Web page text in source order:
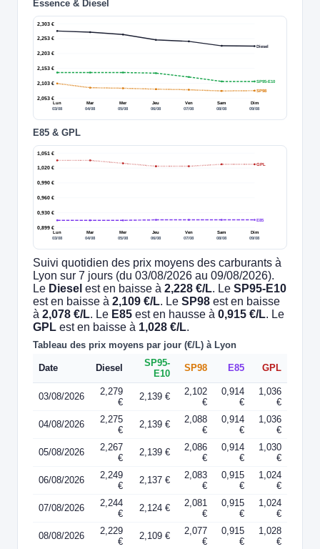
Essence & Diesel
2,053 €
2,103 €
2,153 €
2,203 €
2,253 €
2,303 €
Lun
03/08
Mar
04/08
Mer
05/08
Jeu
06/08
Ven
07/08
Sam
08/08
Dim
09/08
Diesel
SP95-E10
SP98
E85 & GPL
0,899 €
0,930 €
0,960 €
0,990 €
1,020 €
1,051 €
Lun
03/08
Mar
04/08
Mer
05/08
Jeu
06/08
Ven
07/08
Sam
08/08
Dim
09/08
E85
GPL
Suivi quotidien des prix moyens des carburants à
Lyon sur 7 jours (du 03/08/2026 au 09/08/2026).
Le Diesel est en baisse à 2,228 €/L. Le SP95-E10
est en baisse à 2,109 €/L. Le SP98est en baisse
à 2,078 €/L. Le E85est en hausse à 0,915 €/L. Le
GPLest en baisse à 1,028 €/L.
Tableau des prix moyens par jour (€/L) à Lyon
Date Diesel
SP95-
E10
SP98 E85 GPL
03/08/2026
2,279
€
2,139 €
2,102
€
0,914
€
1,036
€
04/08/2026
2,275
€
2,139 €
2,088
€
0,914
€
1,036
€
05/08/2026
2,267
€
2,139 €
2,086
€
0,914
€
1,030
€
06/08/2026
2,249
€
2,137 €
2,083
€
0,915
€
1,024
€
07/08/2026
2,244
€
2,124 €
2,081
€
0,915
€
1,024
€
08/08/2026
2,229
€
2,109 €
2,077
€
0,915
€
1,028
€